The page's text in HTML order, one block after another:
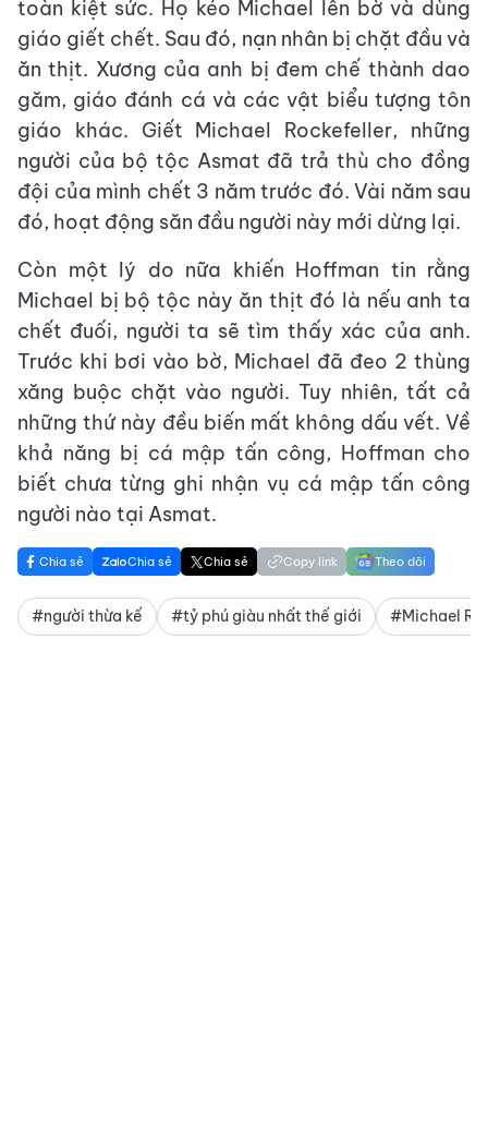
toàn kiệt sức. Họ kéo Michael lên bờ và dùng
giáo giết chết. Sau đó, nạn nhân bị chặt đầu và
ăn thịt. Xương của anh bị đem chế thành dao
găm, giáo đánh cá và các vật biểu tượng tôn
giáo khác. Giết Michael Rockefeller, những
người của bộ tộc Asmat đã trả thù cho đồng
đội của mình chết 3 năm trước đó. Vài năm sau
đó, hoạt động săn đầu người này mới dừng lại.
Còn một lý do nữa khiến Hoffman tin rằng
Michael bị bộ tộc này ăn thịt đó là nếu anh ta
chết đuối, người ta sẽ tìm thấy xác của anh.
Trước khi bơi vào bờ, Michael đã đeo 2 thùng
xăng buộc chặt vào người. Tuy nhiên, tất cả
những thứ này đều biến mất không dấu vết. Về
khả năng bị cá mập tấn công, Hoffman cho
biết chưa từng ghi nhận vụ cá mập tấn công
người nào tại Asmat.
Chia sẻ Chia sẻ Chia sẻ Copy link Theo dõi
#người thừa kế #tỷ phú giàu nhất thế giới #Michael